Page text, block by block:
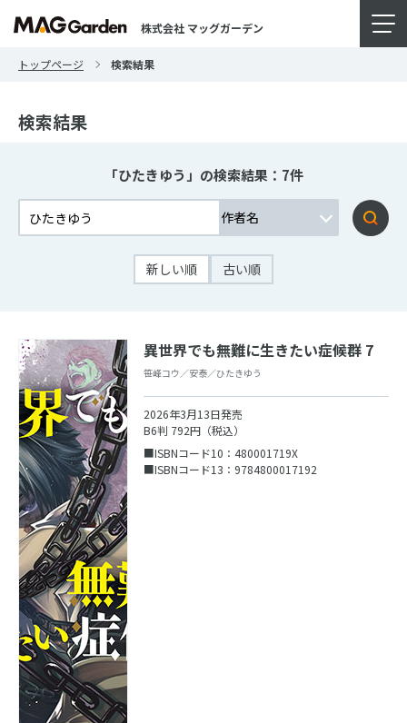
株式会社 マッグガーデン
トップページ 検索結果
検索結果
「ひたきゆう」の検索結果：7件
新しい順 古い順
異世界でも無難に生きたい症候群 7
笹峰コウ／安泰／ひたきゆう
2026年3月13日発売
B6判 792円（税込）
■ISBNコード10：480001719X
■ISBNコード13：9784800017192